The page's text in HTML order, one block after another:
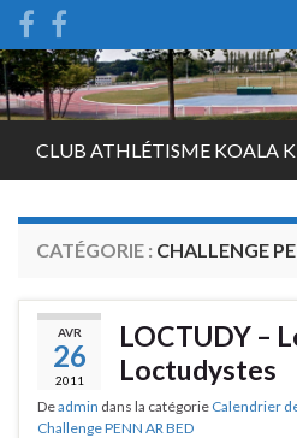
Search for:
CLUB ATHLÉTISME KOALA
CATÉGORIE : CHALLENGE
AVR
26
2011
LOCTUDY –
Loctudystes
Deadmin dans la catégorie Calendrier
Challenge PENN AR BED